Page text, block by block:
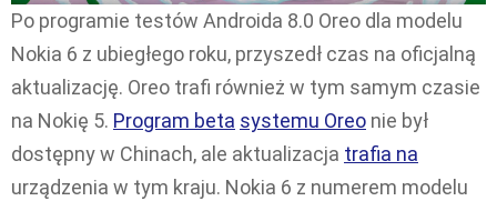
Po programie testów Androida 8.0 Oreo dla modelu
Nokia 6 z ubiegłego roku, przyszedł czas na oficjalną
aktualizację. Oreo trafi również w tym samym czasie
na Nokię 5. Program beta systemu Oreo nie był
dostępny w Chinach, ale aktualizacja trafia na
urządzenia w tym kraju. Nokia 6 z numerem modelu